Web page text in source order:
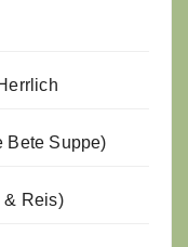
Bete Suppe)
& Reis)